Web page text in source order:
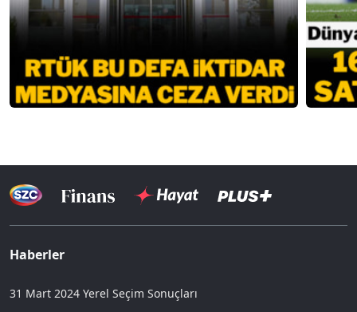
Haberler
31 Mart 2024 Yerel Seçim Sonuçları